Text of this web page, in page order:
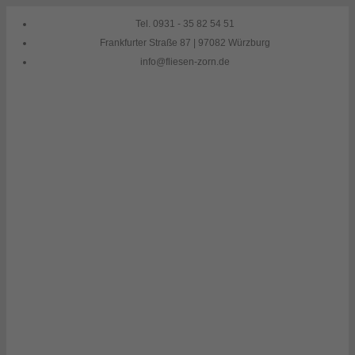
Tel. 0931 - 35 82 54 51
Frankfurter Straße 87 | 97082 Würzburg
info@fliesen-zorn.de